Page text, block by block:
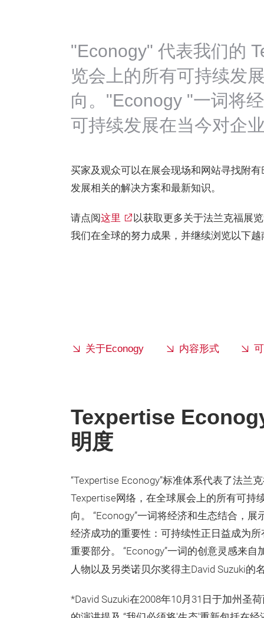
"Econogy" 代表我们的
览会上的所有可持续发
向。"Econogy "一词将
可持续发展在当今对企
买家及观众可以在展会现场和网站寻找附有
发展相关的解决方案和最新知识。
请点阅这里
以获取更多关于法兰克福展
我们在全球的努力成果，并继续浏览以下
关于Econogy 内容形式
Texpertise
明度
“Texpertise Econogy”标准体系代表了法兰
Texpertise网络，在全球展会上的所有可持
向。 “Econogy”一词将经济和生态结合，
经济成功的重要性：可持续性正日益成为
重要部分。 “Econogy”一词的创意灵感来
人物以及另类诺贝尔奖得主David Suzuki的
*David Suzuki在2008年10月31日于加州圣